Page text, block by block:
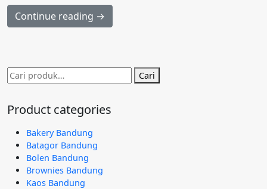
Continue reading →
Pencarian
untuk:
Cari
Product categories
Bakery Bandung
Batagor Bandung
Bolen Bandung
Brownies Bandung
Kaos Bandung